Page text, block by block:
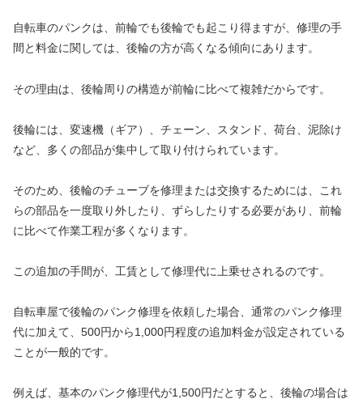
自転車のパンクは、前輪でも後輪でも起こり得ますが、修理の手
間と料金に関しては、後輪の方が高くなる傾向にあります。
その理由は、後輪周りの構造が前輪に比べて複雑だからです。
後輪には、変速機（ギア）、チェーン、スタンド、荷台、泥除け
など、多くの部品が集中して取り付けられています。
そのため、後輪のチューブを修理または交換するためには、これ
らの部品を一度取り外したり、ずらしたりする必要があり、前輪
に比べて作業工程が多くなります。
この追加の手間が、工賃として修理代に上乗せされるのです。
自転車屋で後輪のパンク修理を依頼した場合、通常のパンク修理
代に加えて、500円から1,000円程度の追加料金が設定されている
ことが一般的です。
例えば、基本のパンク修理代が1,500円だとすると、後輪の場合は